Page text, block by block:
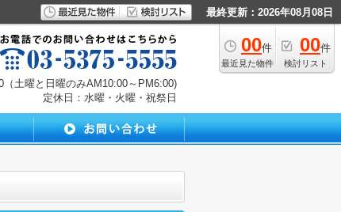
最終更新：2026年08月08日
00件
最近見た物件
00件
検討リスト
土曜と日曜のみAM10:00～PM6:00)
定休日：水曜・火曜・祝祭日